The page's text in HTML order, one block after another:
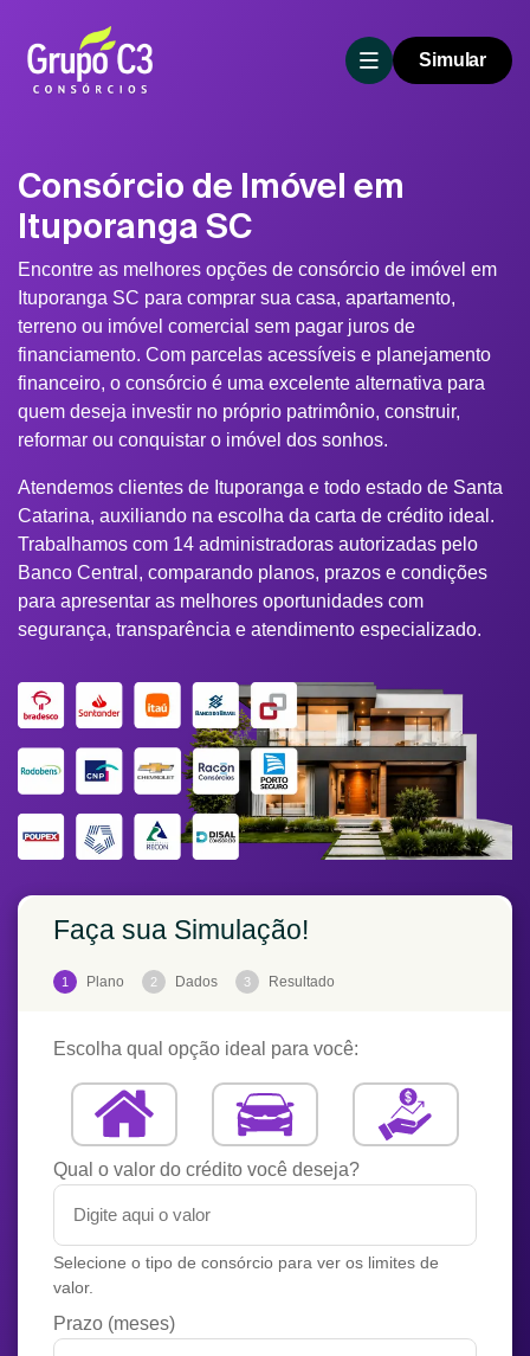
Simular
Consórcio de Imóvel em
Ituporanga SC
Encontre as melhores opções de consórcio de imóvel em
Ituporanga SC para comprar sua casa, apartamento,
terreno ou imóvel comercial sem pagar juros de
financiamento. Com parcelas acessíveis e planejamento
financeiro, o consórcio é uma excelente alternativa para
quem deseja investir no próprio patrimônio, construir,
reformar ou conquistar o imóvel dos sonhos.
Atendemos clientes de Ituporanga e todo estado de Santa
Catarina, auxiliando na escolha da carta de crédito ideal.
Trabalhamos com 14 administradoras autorizadas pelo
Banco Central, comparando planos, prazos e condições
para apresentar as melhores oportunidades com
segurança, transparência e atendimento especializado.
Faça sua Simulação!
1 Plano 2 Dados 3 Resultado
Escolha qual opção ideal para você:
Qual o valor do crédito você deseja?
Selecione o tipo de consórcio para ver os limites de
valor.
Prazo (meses)